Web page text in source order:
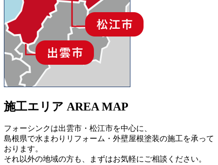
施工エリア AREA MAP
フォーシンクは出雲市・松江市を中心に、
島根県で水まわりリフォーム・外壁屋根塗装の施工を承って
おります。
それ以外の地域の方も、まずはお気軽にご相談ください。